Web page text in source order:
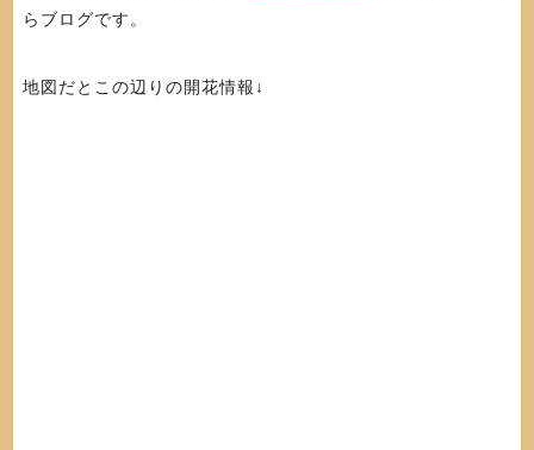
らブログです。
地図だとこの辺りの開花情報↓